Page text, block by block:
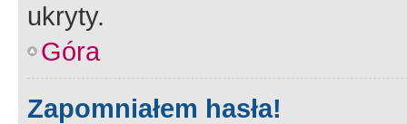
ukryty.
Góra
Zapomniałem hasła!